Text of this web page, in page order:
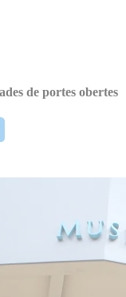
de portes obertes